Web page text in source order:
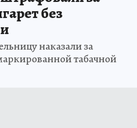
без
наказали за
табачной